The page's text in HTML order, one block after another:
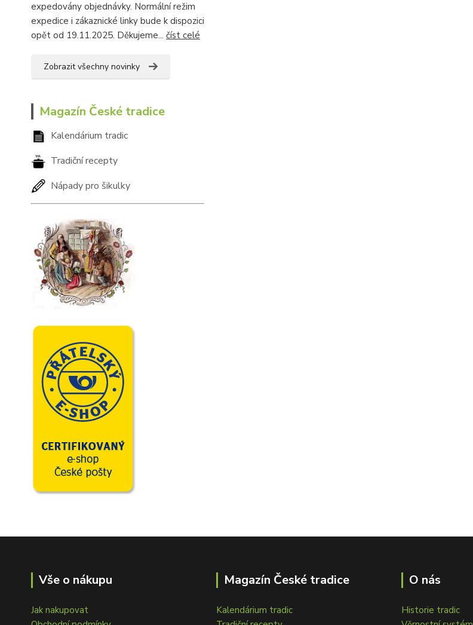
expedovány objednávky. Normální režim
expedice i zákaznické linky bude k dispozici
opět od 19.11.2025. Děkujeme... číst celé
Zobrazit všechny novinky
Magazín České tradice
Kalendárium tradic
Tradiční recepty
Nápady pro šikulky
Vše o nákupu
Jak nakupovat
Magazín České tradice
Kalendárium tradic
O nás
Historie tradic